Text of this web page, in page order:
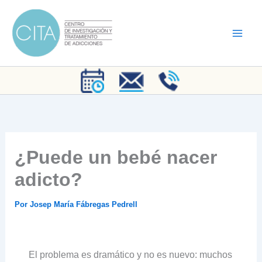
contenido
¿Puede un bebé nacer
adicto?
Por Josep María Fábregas Pedrell
El problema es dramático y no es nuevo: muchos